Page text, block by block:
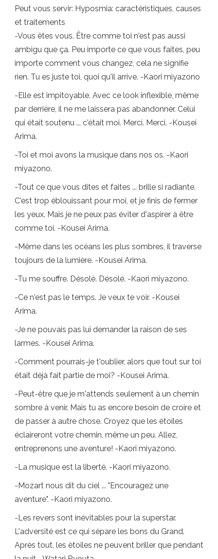
Peut vous servir: Hyposmia: caractéristiques, causes
et traitements
-Vous êtes vous. Être comme toi n'est pas aussi
ambigu que ça. Peu importe ce que vous faites, peu
importe comment vous changez, cela ne signifie
rien. Tu es juste toi, quoi qu'il arrive. -Kaori miyazono
-Elle est impitoyable. Avec ce look inflexible, même
par derrière, il ne me laissera pas abandonner. Celui
qui était soutenu ... c'était moi. Merci. Merci. -Kousei
Arima.
-Toi et moi avons la musique dans nos os. -Kaori
miyazono.
-Tout ce que vous dites et faites ... brille si radiante.
C'est trop éblouissant pour moi, et je finis de fermer
les yeux. Mais je ne peux pas éviter d'aspirer à être
comme toi. -Kousei Arima.
-Même dans les océans les plus sombres, il traverse
toujours de la lumière. -Kousei Arima.
-Tu me souffre. Désolé. Désolé. -Kaori miyazono.
-Ce n'est pas le temps. Je veux te voir. -Kousei
Arima.
-Je ne pouvais pas lui demander la raison de ses
larmes. -Kousei Arima.
-Comment pourrais-je t'oublier, alors que tout sur toi
était déjà fait partie de moi? -Kousei Arima.
-Peut-être que je m'attends seulement à un chemin
sombre à venir. Mais tu as encore besoin de croire et
de passer à autre chose. Croyez que les étoiles
éclaireront votre chemin, même un peu. Allez,
entreprenons une aventure! -Kaori miyazono.
-La musique est la liberté. -Kaori miyazono.
-Mozart nous dit du ciel ... "Encouragez une
aventure". -Kaori miyazono.
-Les revers sont inévitables pour la superstar.
L'adversité est ce qui sépare les bons du Grand.
Après tout, les étoiles ne peuvent briller que pendant